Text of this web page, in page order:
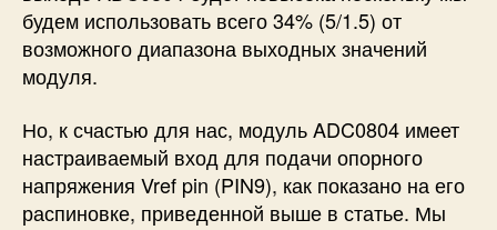
будем использовать всего 34% (5/1.5) от
возможного диапазона выходных значений
модуля.
Но, к счастью для нас, модуль ADC0804 имеет
настраиваемый вход для подачи опорного
напряжения Vref pin (PIN9), как показано на его
распиновке, приведенной выше в статье. Мы